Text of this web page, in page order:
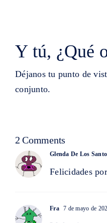
Y tú, ¿Qué
Déjanos tu punto de
conjunto.
2 Comments
Glenda De Los
Felicidades
Fra 7 de mayo de